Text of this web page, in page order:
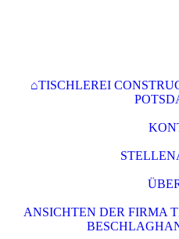
⌂TISCHLEREI
ANSICHTEN DER FIRMA